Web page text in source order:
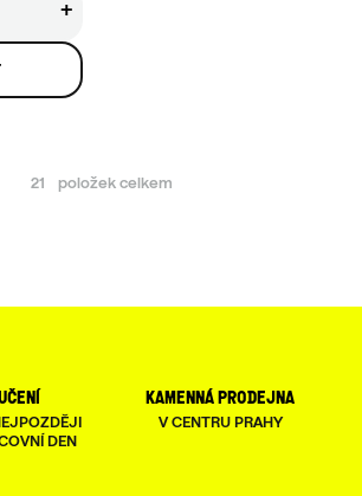
+
L
21 položek celkem
DEN
kamenná prodejna
V CENTRU PRAHY